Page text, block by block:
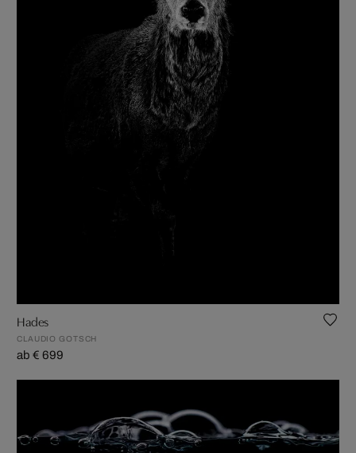
Hades
CLAUDIO GOTSCH
ab € 699